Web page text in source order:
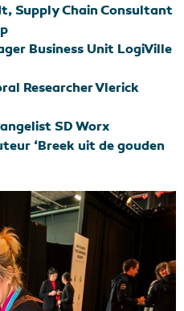
Supply Chain Consultant
Business Unit LogiVille
Researcher Vlerick
SD Worx
‘Breek uit de gouden